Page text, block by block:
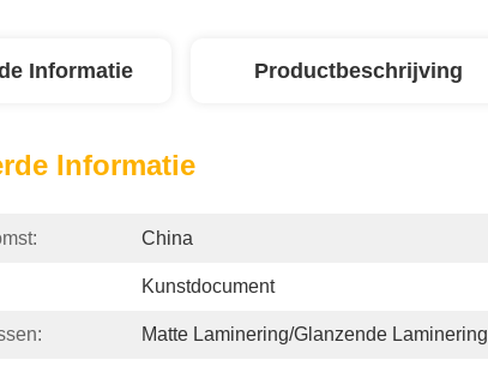
Informatie Productbeschrijving
Informatie
China
Kunstdocument
Matte Laminering/glanzende Laminering